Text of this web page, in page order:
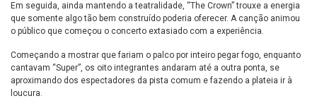
Em seguida, ainda mantendo a teatralidade, “The Crown” trouxe a energia
que somente algo tão bem construído poderia oferecer. A canção animou
o público que começou o concerto extasiado com a experiência.
Começando a mostrar que fariam o palco por inteiro pegar fogo, enquanto
cantavam “Super”, os oito integrantes andaram até a outra ponta, se
aproximando dos espectadores da pista comum e fazendo a plateia ir à
loucura.